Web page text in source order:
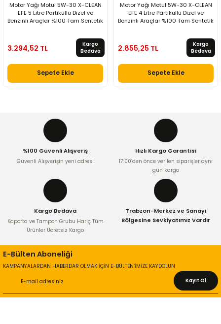
Motor Yağı Motul 5W-30 X-CLEAN
EFE 5 Litre Partiküllü Dizel ve
Benzinli Araçlar %100 Tam Sentetik
3.294,52 TL
Kargo
Bedava
Sepete Ekle
Motor Yağı Motul 5W-30 X-CLEAN
EFE 4 Litre Partiküllü Dizel ve
Benzinli Araçlar %100 Tam Sentetik
2.855,25 TL
Kargo
Bedava
Sepete Ekle
%100 Güvenli Alışveriş
Güvenli Alışverişin yeni adresi
Hızlı Kargo Garantisi
17:00’den önce verilen siparişler aynı
gün kargo
Kargo Bedava
Kaporta ve Tampon Grubu Hariç Tüm
Ürünler Ücretsiz Kargo
Trabzon-Merkez ve Sanayi
Bölgesine Sevkiyatımız Vardır
E-Bülten Aboneliği
KAMPANYALARDAN HABERDAR OLMAK İÇİN E-BÜLTEN’İMİZE KAYDOLUN
Kayıt Ol